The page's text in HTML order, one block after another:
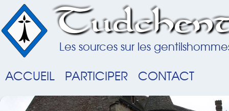
Les sources sur les
ACCUEIL PARTICIPER CONTACT